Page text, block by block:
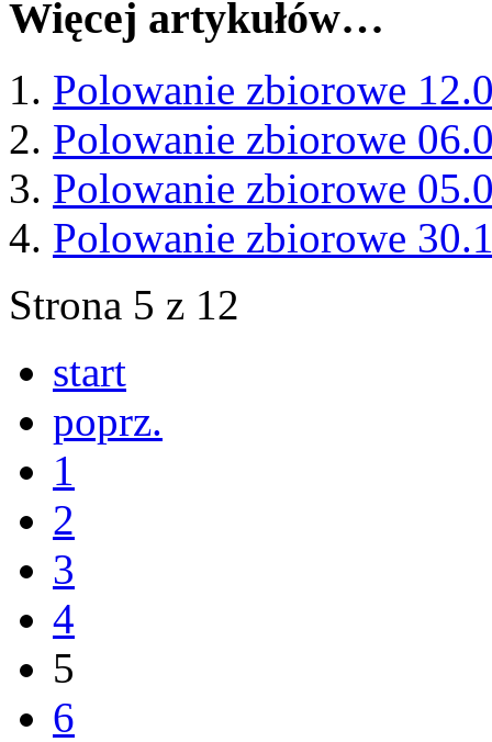
Więcej artykułów…
Polowanie zbiorowe
Polowanie zbiorowe
Polowanie zbiorowe
Polowanie zbiorowe
Strona 5 z 12
start
poprz.
1
2
3
4
5
6